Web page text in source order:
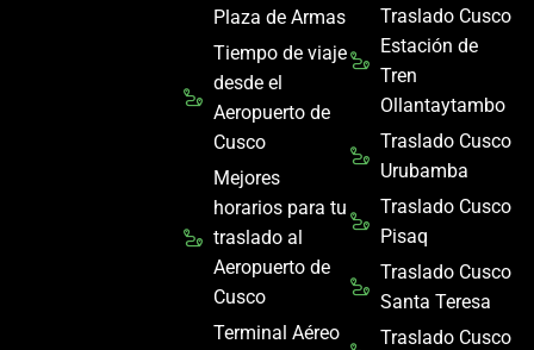
Plaza de Armas
Tiempo de viaje
desde el
Aeropuerto de
Cusco
Mejores
horarios para tu
traslado al
Aeropuerto de
Cusco
Terminal Aéreo
Traslado Cusco
Estación de
Tren
Ollantaytambo
Traslado Cusco
Urubamba
Traslado Cusco
Pisaq
Traslado Cusco
Santa Teresa
Traslado Cusco